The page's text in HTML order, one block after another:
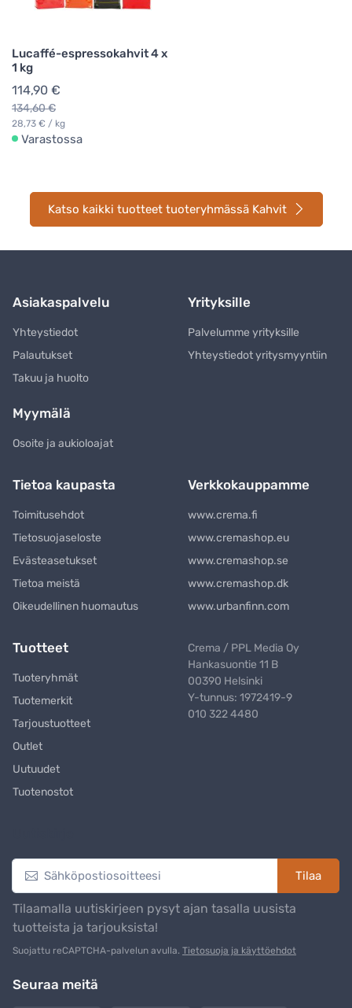
Lucaffé-espressokahvit 4 x
1 kg
114,90 €
134,60 €
28,73 € / kg
Varastossa
Katso kaikki tuotteet tuoteryhmässä Kahvit
Asiakaspalvelu
Yhteystiedot
Palautukset
Takuu ja huolto
Yrityksille
Palvelumme yrityksille
Yhteystiedot yritysmyyntiin
Myymälä
Osoite ja aukioloajat
Tietoa kaupasta
Toimitusehdot
Tietosuojaseloste
Evästeasetukset
Tietoa meistä
Oikeudellinen huomautus
Verkkokauppamme
www.crema.fi
www.cremashop.eu
www.cremashop.se
www.cremashop.dk
www.urbanfinn.com
Tuotteet
Tuoteryhmät
Tuotemerkit
Tarjoustuotteet
Outlet
Uutuudet
Tuotenostot
Crema / PPL Media Oy
Hankasuontie 11 B
00390 Helsinki
Y-tunnus: 1972419-9
010 322 4480
Tilaa
Tilaamalla uutiskirjeen pysyt ajan tasalla uusista
tuotteista ja tarjouksista!
Suojattu reCAPTCHA-palvelun avulla. Tietosuoja ja käyttöehdot
Seuraa meitä